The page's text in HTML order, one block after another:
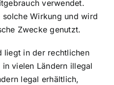
verwendet.
solche Wirkung und wird
Zwecke genutzt.
liegt in der rechtlichen
vielen Ländern illegal
legal erhältlich,